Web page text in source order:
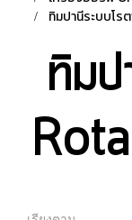
ทิมปานีระบบโร
ทิมป